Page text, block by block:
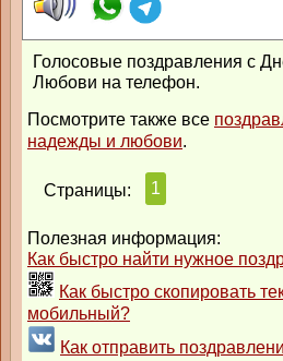
Голосовые поздравления с
Любови на телефон.
Посмотрите также все
надежды и любови.
Страницы: 1
Полезная информация:
Как быстро найти нужное
Как быстро скопировать
мобильный?
Как отправить